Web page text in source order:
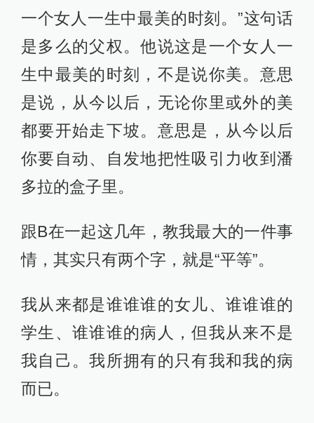
一个女人一生中最美的时刻。”这句话
是多么的父权。他说这是一个女人一
生中最美的时刻，不是说你美。意思
是说，从今以后，无论你里或外的美
都要开始走下坡。意思是，从今以后
你要自动、自发地把性吸引力收到潘
多拉的盒子里。
跟B在一起这几年，教我最大的一件事
情，其实只有两个字，就是“平等”。
我从来都是谁谁谁的女儿、谁谁谁的
学生、谁谁谁的病人，但我从来不是
我自己。我所拥有的只有我和我的病
而已。